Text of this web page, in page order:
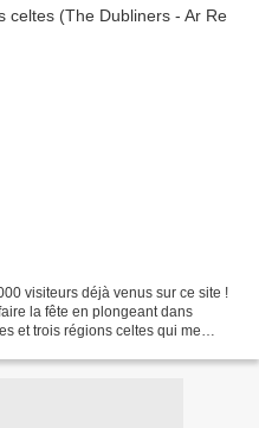
visiteurs déjà venus sur ce site !
la fête en plongeant dans
et trois régions celtes qui me